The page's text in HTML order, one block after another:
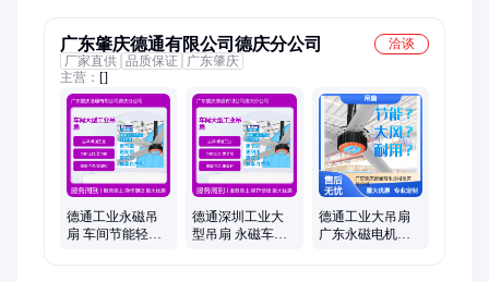
广东肇庆德通有限公司德庆分公司
洽谈
厂家直供 品质保证
广东肇庆
主营： []
德通工业永磁吊
扇 车间节能轻便
德通深圳工业大
型吊扇 永磁车间
德通工业大吊扇
广东永磁电机十